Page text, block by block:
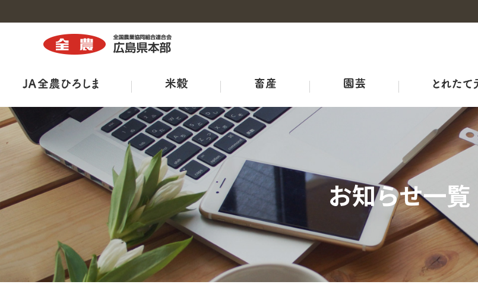
組織図・事務所・事業所一覧 耕畜連携・資源循環ブランド３－Ｒ
商品紹介
工場・施設 品質管理室
特栽ガイドライン（ＪＡ別） 生産者の皆さまへ
TVCM 広島県産応援登録制度
い～ねくん公式LINEスタンプ ＪＡお米のアンバサダー
広島県三次家畜市場案内
鶏卵市況
ひろしま菜‘ｓ ひろしま野菜の産地マップ
出荷規格表
出店販売
ＪＡタウン
全農ひろしま型ハウスについて
産直市マッチングシステムＴＯＲＥＪＡ アグリサミット2025
ＪＡ－ＳＳ
ＪＡくらしの宅配便 お知らせ一覧